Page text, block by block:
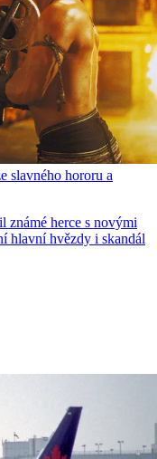
slavného hororu a
známé herce s novými
hlavní hvězdy i skandál